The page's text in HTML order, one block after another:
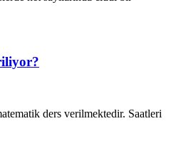
ders verilmektedir. Saatleri